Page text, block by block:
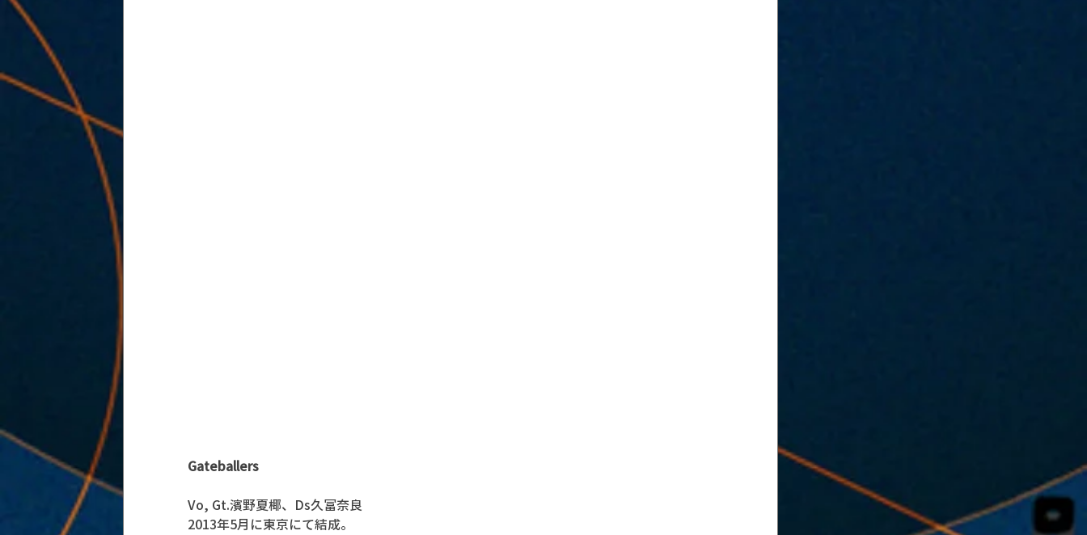
Gateballers
Vo, Gt.濱野夏椰、Ds久富奈良
2013年5月に東京にて結成。